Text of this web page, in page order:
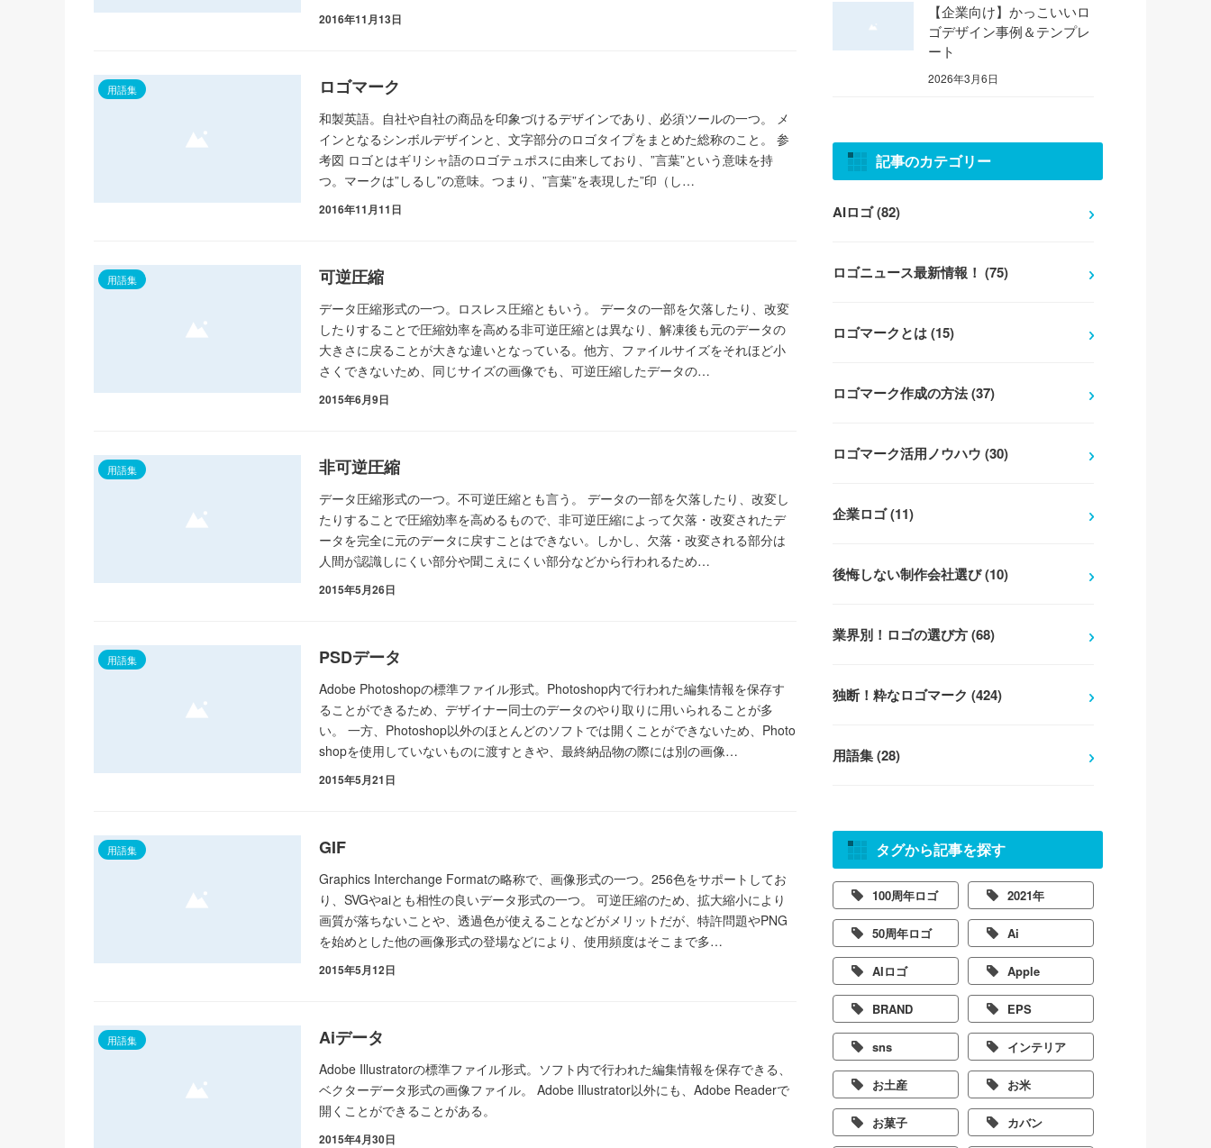
2016年11月13日
用語集 ロゴマーク
和製英語。自社や自社の商品を印象づけるデザインであり、必須ツールの一つ。 メ
インとなるシンボルデザインと、文字部分のロゴタイプをまとめた総称のこと。 参
考図 ロゴとはギリシャ語のロゴテュポスに由来しており、”言葉”という意味を持
つ。マークは”しるし”の意味。つまり、”言葉”を表現した”印（し…
2016年11月11日
用語集 可逆圧縮
データ圧縮形式の一つ。ロスレス圧縮ともいう。 データの一部を欠落したり、改変
したりすることで圧縮効率を高める非可逆圧縮とは異なり、解凍後も元のデータの
大きさに戻ることが大きな違いとなっている。他方、ファイルサイズをそれほど小
さくできないため、同じサイズの画像でも、可逆圧縮したデータの…
2015年6月9日
用語集 非可逆圧縮
データ圧縮形式の一つ。不可逆圧縮とも言う。 データの一部を欠落したり、改変し
たりすることで圧縮効率を高めるもので、非可逆圧縮によって欠落・改変されたデ
ータを完全に元のデータに戻すことはできない。しかし、欠落・改変される部分は
人間が認識しにくい部分や聞こえにくい部分などから行われるため…
2015年5月26日
用語集 PSDデータ
Adobe Photoshopの標準ファイル形式。Photoshop内で行われた編集情報を保存す
ることができるため、デザイナー同士のデータのやり取りに用いられることが多
い。 一方、Photoshop以外のほとんどのソフトでは開くことができないため、Photo
shopを使用していないものに渡すときや、最終納品物の際には別の画像…
2015年5月21日
用語集 GIF
Graphics Interchange Formatの略称で、画像形式の一つ。256色をサポートしてお
り、SVGやaiとも相性の良いデータ形式の一つ。 可逆圧縮のため、拡大縮小により
画質が落ちないことや、透過色が使えることなどがメリットだが、特許問題やPNG
を始めとした他の画像形式の登場などにより、使用頻度はそこまで多…
2015年5月12日
用語集 Aiデータ
Adobe Illustratorの標準ファイル形式。ソフト内で行われた編集情報を保存できる、
ベクターデータ形式の画像ファイル。 Adobe Illustrator以外にも、Adobe Readerで
開くことができることがある。
2015年4月30日
【企業向け】かっこいいロ
ゴデザイン事例＆テンプレ
ート
2026年3月6日
記事のカテゴリー
AIロゴ (82)
ロゴニュース最新情報！ (75)
ロゴマークとは (15)
ロゴマーク作成の方法 (37)
ロゴマーク活用ノウハウ (30)
企業ロゴ (11)
後悔しない制作会社選び (10)
業界別！ロゴの選び方 (68)
独断！粋なロゴマーク (424)
用語集 (28)
タグから記事を探す
100周年ロゴ 2021年
50周年ロゴ Ai
AIロゴ Apple
BRAND EPS
sns インテリア
お土産 お米
お菓子 カバン